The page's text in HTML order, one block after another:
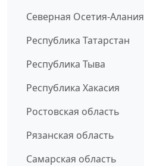
Северная Осетия-Алания
Республика Татарстан
Республика Тыва
Республика Хакасия
Ростовская область
Рязанская область
Самарская область